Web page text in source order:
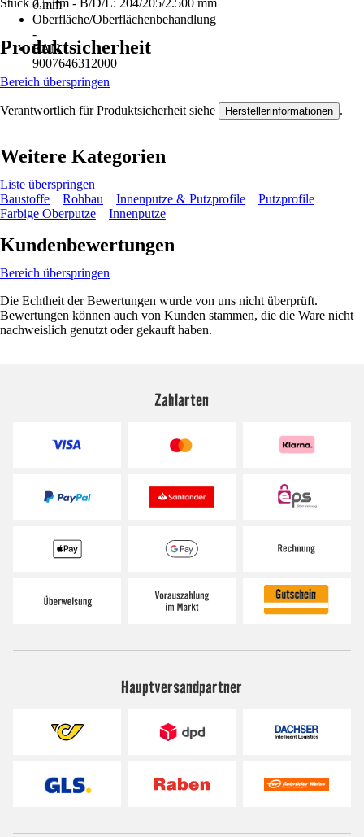
0 mm
Oberfläche/Oberflächenbehandlung
-
EAN
9007646312000
Stück 2,5 lfm - B/D/L: 204/205/2.500 mm
Produktsicherheit
Bereich überspringen
Verantwortlich für Produktsicherheit siehe Herstellerinformationen .
Weitere Kategorien
Liste überspringen
Baustoffe
Rohbau Innenputze & Putzprofile
Putzprofile
Farbige Oberputze
Innenputze
Kundenbewertungen
Bereich überspringen
Die Echtheit der Bewertungen wurde von uns nicht überprüft.
Bewertungen können auch von Kunden stammen, die die Ware nicht
nachweislich genutzt oder gekauft haben.
Zahlarten
Hauptversandpartner